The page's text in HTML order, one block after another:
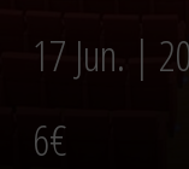
17 Jun. |
6€